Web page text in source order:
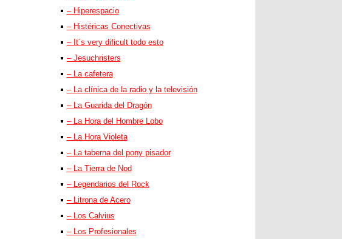
– Hiperespacio
– Histéricas Conectivas
– It´s very dificult todo esto
– Jesuchristers
– La cafetera
– La clínica de la radio y la televisión
– La Guarida del Dragón
– La Hora del Hombre Lobo
– La Hora Violeta
– La taberna del pony pisador
– La Tierra de Nod
– Legendarios del Rock
– Litrona de Acero
– Los Calvius
– Los Profesionales